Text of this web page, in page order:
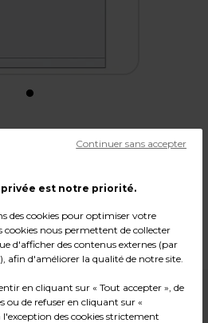
PVC anti reflet
Code :
: H42 x L 29,7 cm
: 0,72 kg
€ HT
est notre priorité.
des cookies pour optimiser votre
cookies nous permettent de collecter
d'afficher des contenus externes (par
afin d'améliorer la qualité de notre site.
en cliquant sur « Tout accepter », de
ou de refuser en cliquant sur «
des cookies strictement
Continuer sans accepter